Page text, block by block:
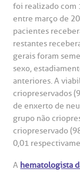
Endereço:
a BP
Centro de
de
foi realizado com
entre março de
pacientes
restantes
gerais foram
sexo,
anteriores. A
criopreservados
de enxerto de
grupo não
criopreservado
0,01
A hematologista